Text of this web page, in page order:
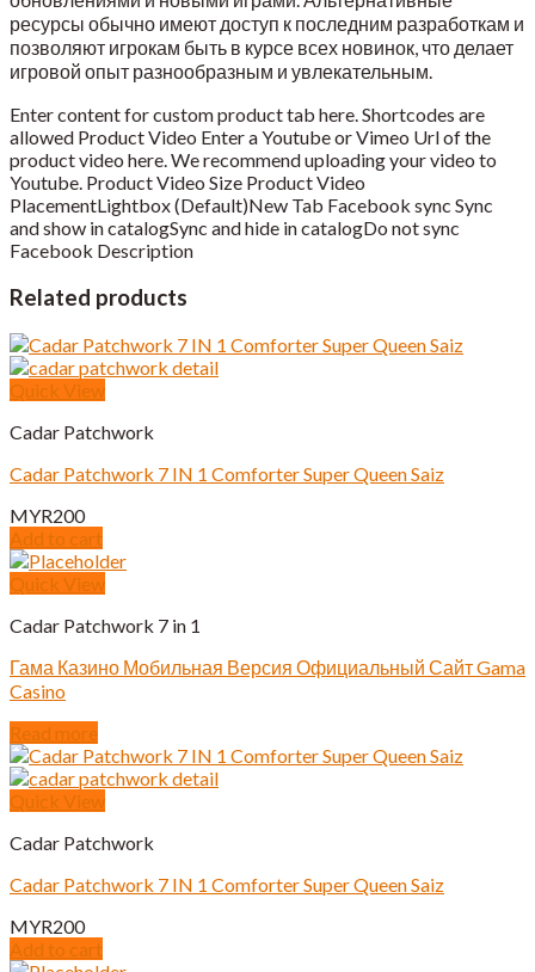
ресурсы обычно имеют доступ к последним разработкам и
позволяют игрокам быть в курсе всех новинок, что делает
игровой опыт разнообразным и увлекательным.
Enter content for custom product tab here. Shortcodes are
allowed Product Video Enter a Youtube or Vimeo Url of the
product video here. We recommend uploading your video to
Youtube. Product Video Size Product Video
PlacementLightbox (Default)New Tab Facebook sync Sync
and show in catalogSync and hide in catalogDo not sync
Facebook Description
Related products
Quick View
Cadar Patchwork
Cadar Patchwork 7 IN 1 Comforter Super Queen Saiz
MYR200
Add to cart
Quick View
Cadar Patchwork 7 in 1
Гама Казино Мобильная Версия Официальный Сайт Gama
Casino
Read more
Quick View
Cadar Patchwork
Cadar Patchwork 7 IN 1 Comforter Super Queen Saiz
MYR200
Add to cart